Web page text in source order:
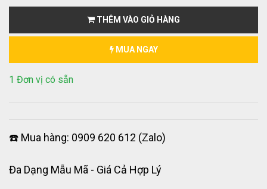
THÊM VÀO GIỎ HÀNG
MUA NGAY
1 Đơn vị có sẵn
☎️ Mua hàng: 0909 620 612 (Zalo)
Đa Dạng Mẫu Mã - Giá Cả Hợp Lý